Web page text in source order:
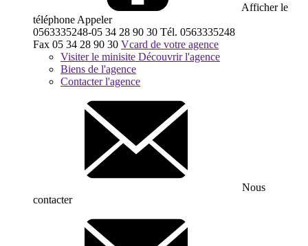
Afficher le
téléphone Appeler
0563335248-05 34 28 90 30 Tél. 0563335248
Fax 05 34 28 90 30 Vcard de votre agence
Visiter le minisite Découvrir l'agence
Biens de l'agence
Contacter l'agence
Nous
contacter